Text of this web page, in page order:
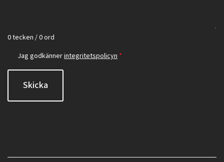
0 tecken / 0 ord
Jag godkännerintegritetspolicyn *
Skicka